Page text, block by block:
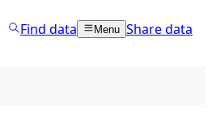
Find data Menu Share data